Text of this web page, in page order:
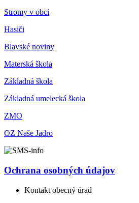
Stromy v obci
Hasiči
Blavské noviny
Materská škola
Základná škola
Základná umelecká škola
ZMO
OZ Naše Jadro
Ochrana osobných údajov
Kontakt obecný úrad